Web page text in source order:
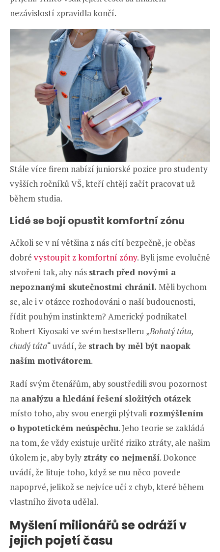
nezávislostí zpravidla končí.
Stále více firem nabízí juniorské pozice pro studenty
vyšších ročníků VŠ, kteří chtějí začít pracovat už
během studia.
Lidé se bojí opustit komfortní zónu
Ačkoli se v ní většina z nás cítí bezpečně, je občas
dobré vystoupit z komfortní zóny. Byli jsme evolučně
stvořeni tak, aby nás strach před novými a
nepoznanými skutečnostmi chránil. Měli bychom
se, ale i v otázce rozhodováni o naší budoucnosti,
řídit pouhým instinktem? Americký podnikatel
Robert Kiyosaki ve svém bestselleru „Bohatý táta,
chudý táta“ uvádí, že strach by měl být naopak
naším motivátorem.
Radí svým čtenářům, aby soustředili svou pozornost
na analýzu a hledání řešení složitých otázek
místo toho, aby svou energii plýtvali rozmýšlením
o hypotetickém neúspěchu. Jeho teorie se zakládá
na tom, že vždy existuje určité riziko ztráty, ale našim
úkolem je, aby byly ztráty co nejmenší. Dokonce
uvádí, že lituje toho, když se mu něco povede
napoprvé, jelikož se nejvíce učí z chyb, které během
vlastního života udělal.
Myšlení milionářů se odráží v
jejich pojetí času